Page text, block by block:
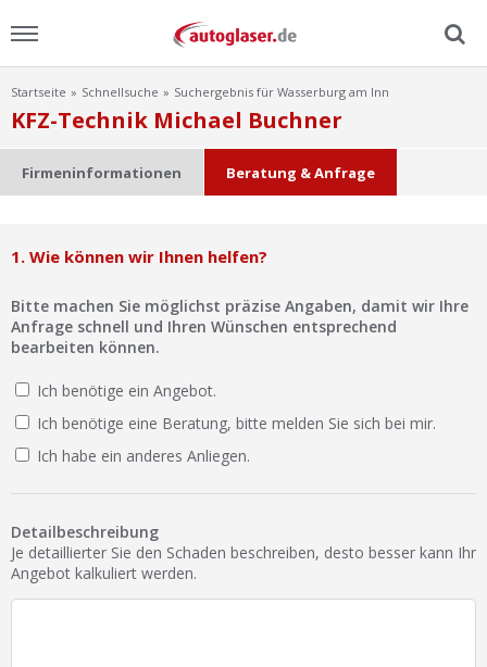
Menu
Home
Ratgeber
Scheibensuche
FAQ
Lexikon
Ist Ihre Werkstatt schon dabei?
Werkstatt Login
Startseite Schnellsuche Suchergebnis für Wasserburg am Inn
KFZ-Technik Michael Buchner
Firmeninformationen Beratung & Anfrage
1. Wie können wir Ihnen helfen?
Bitte machen Sie möglichst präzise Angaben, damit wir Ihre
Anfrage schnell und Ihren Wünschen entsprechend
bearbeiten können.
Ich benötige ein Angebot.
Ich benötige eine Beratung, bitte melden Sie sich bei mir.
Ich habe ein anderes Anliegen.
Detailbeschreibung
Je detaillierter Sie den Schaden beschreiben, desto besser kann Ihr
Angebot kalkuliert werden.